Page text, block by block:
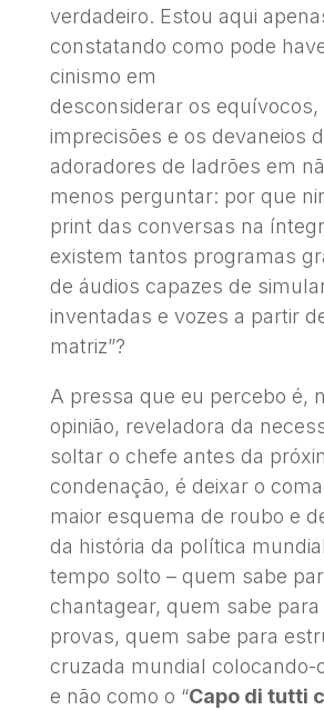
verdadeiro. Estou aqui
constatando como pode
cinismo em
desconsiderar os equívocos,
imprecisões e os devaneios
adoradores de ladrões em
menos perguntar: por que
print das conversas na
existem tantos programas
de áudios capazes de
inventadas e vozes a partir
matriz”?
A pressa que eu percebo é,
opinião, reveladora da
soltar o chefe antes da
condenação, é deixar o
maior esquema de roubo e
da história da política
tempo solto – quem sabe
chantagear, quem sabe
provas, quem sabe para
cruzada mundial colocando-
e não como o “Capo di tutti